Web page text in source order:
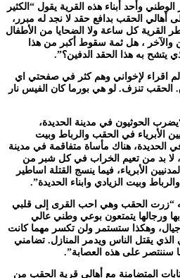
وأحد أبناء هذه القرية يقول “الكثير
أهالي الحقب بدافع حقد لا نجد له مبرر،
القرية كل ساعة ولا الضحايا من الأطفال
والآخر ، هل ثمة سقوط أكبر من هذا
يتشح به هذا الحقد الدفين؟”.
اقراء لإخواني وهم كثر في صفحتي اي
تنزف. لو هي بورما كان الفيس نار
الحوثيون في مدينة الحديدة،
الأبرياء في الحقب والرباط وبيت
في الحديدة، هناك مأساة متفاقمة في مدينة
لا بد من تعيم الخراب في كل شبر من
الأبرياء، فيما ينسج القتلة اساطير
وبيت الزيادي وابناء الحديدة”.
“زرت الحقب وهي احب القرى إلى قلبي
ورجالها يتمتعون بوعي وطني عالي
وهكذا ستستمر ولن تكسر مهما كانت
يقتل الناس ويدمر المنازل. تضامني
سننتصر على هذه العصابة”.
المتضامنة مع أهالي قرية الحقب من